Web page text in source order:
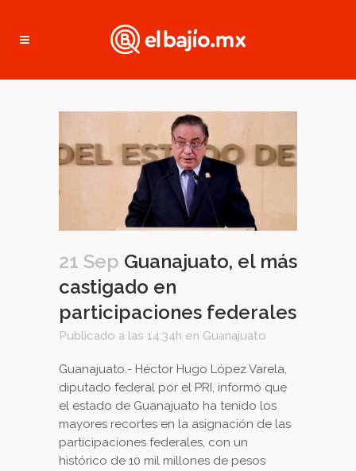
21 Sep Guanajuato, el más
castigado en
participaciones federales
Publicado a las 14:34h en Guanajuato
Guanajuato.- Héctor Hugo López Varela,
diputado federal por el PRI, informó que
el estado de Guanajuato ha tenido los
mayores recortes en la asignación de las
participaciones federales, con un
histórico de 10 mil millones de pesos